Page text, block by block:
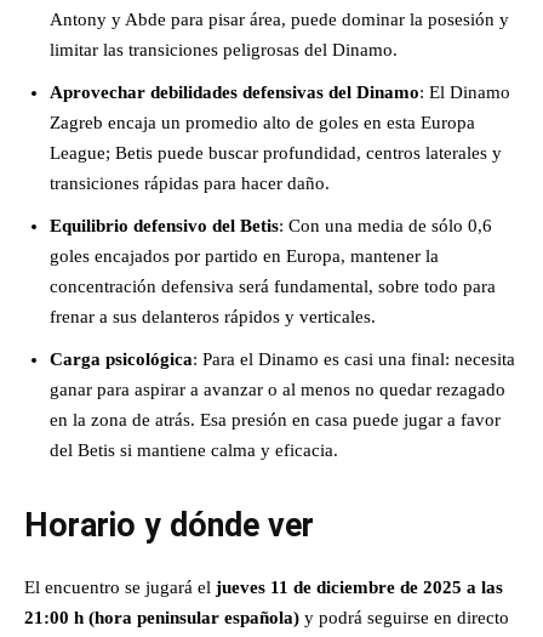
Antony y Abde para pisar área, puede dominar la posesión y
limitar las transiciones peligrosas del Dinamo.
Aprovechar debilidades defensivas del Dinamo: El Dinamo
Zagreb encaja un promedio alto de goles en esta Europa
League; Betis puede buscar profundidad, centros laterales y
transiciones rápidas para hacer daño.
Equilibrio defensivo del Betis: Con una media de sólo 0,6
goles encajados por partido en Europa, mantener la
concentración defensiva será fundamental, sobre todo para
frenar a sus delanteros rápidos y verticales.
Carga psicológica: Para el Dinamo es casi una final: necesita
ganar para aspirar a avanzar o al menos no quedar rezagado
en la zona de atrás. Esa presión en casa puede jugar a favor
del Betis si mantiene calma y eficacia.
Horario y dónde ver
El encuentro se jugará el jueves 11 de diciembre de 2025 a las
21:00 h (hora peninsular española) y podrá seguirse en directo